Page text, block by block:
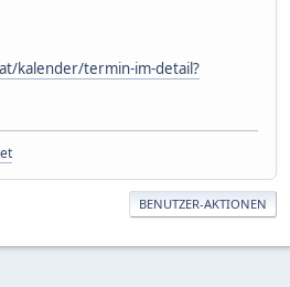
kalender/termin-im-detail?
BENUTZER-AKTIONEN